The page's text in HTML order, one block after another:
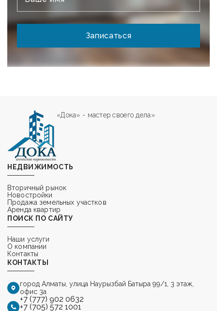
Записаться
«Дока» - мастер своего дела»
НЕДВИЖИМОСТЬ
Вторичный рынок
Новостройки
Продажа земельных участков
Аренда квартир
ПОИСК ПО САЙТУ
Наши услуги
О компании
Контакты
КОНТАКТЫ
город Алматы, улица Наурызбай Батыра 99/1, 3 этаж,
офис 3а
+7 (777) 902 0632
+7 (705) 572 1001